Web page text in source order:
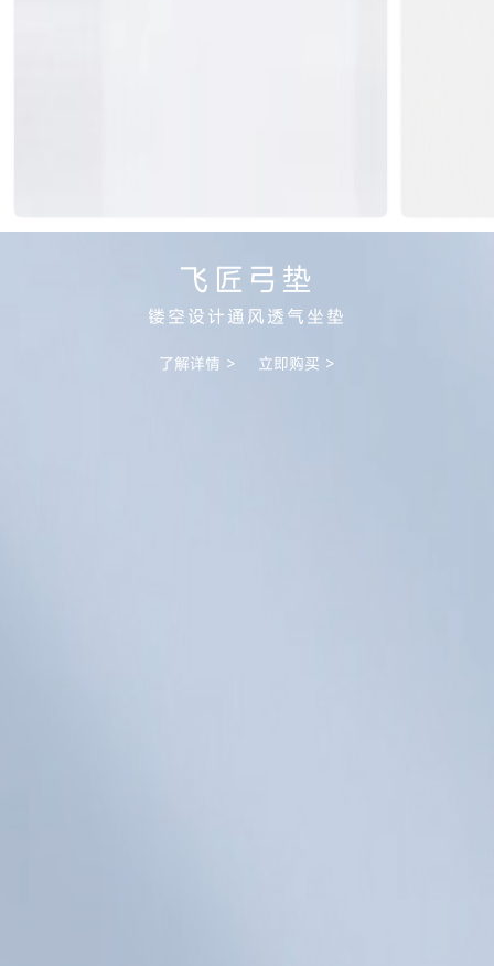
飞匠弓垫
镂空设计通风透气坐垫
了解详情 > 立即购买 >